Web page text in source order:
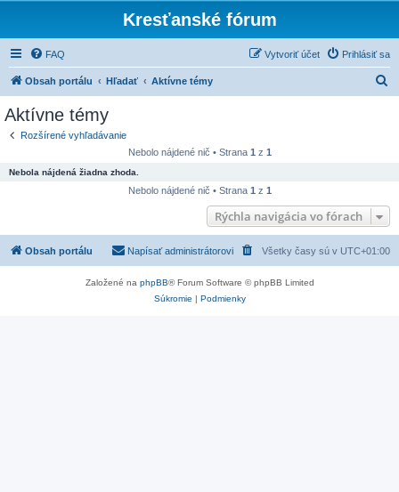
Kresťanské fórum
FAQ Prihlásiť sa
Vytvoriť účet
Obsah portálu Hľadať Aktívne témy
Aktívne témy
Rozšírené vyhľadávanie
Nebolo nájdené nič • Strana 1 z 1
Nebola nájdená žiadna zhoda.
Nebolo nájdené nič • Strana 1 z 1
Rýchla navigácia vo fórach
Obsah portálu Všetky časy sú v UTC+01:00
Napísať administrátorovi
Založené na phpBB® Forum Software © phpBB Limited
Súkromie | Podmienky